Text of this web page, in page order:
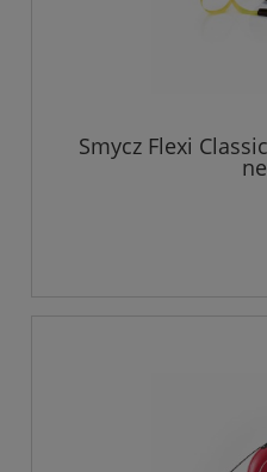
Smycz Flexi